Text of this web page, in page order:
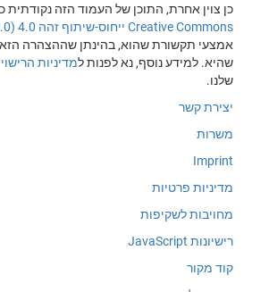
כן צוין אחרת, התוכן של העמוד הזה נקודתית
Creative Commons ייחוס-שיתוף זהה 4.0 (CC-BY-SA 4.0)
אמצעי תקשורת שהוא, בהינתן שההצהרה
שהיא. למידע נוסף, נא לפנות למדיניות הרישוי
שלנו.
יצירת קשר
משרות
Imprint
מדיניות פרטיות
מחויבות לשקיפות
רישיונות JavaScript
קוד מקור